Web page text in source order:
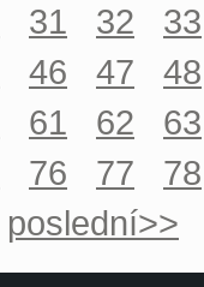
31 32
33
46 47
48
61 62
63
76 77
78
poslední>>